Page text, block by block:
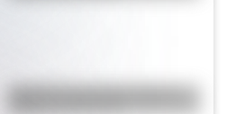
Bandera de Canadá: historia,